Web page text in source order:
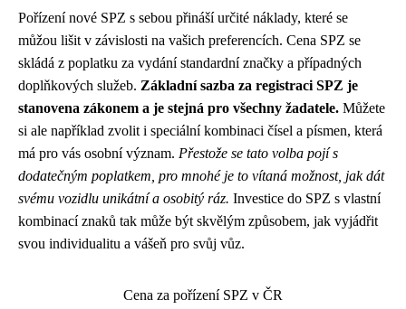
Pořízení nové SPZ s sebou přináší určité náklady, které se
můžou lišit v závislosti na vašich preferencích. Cena SPZ se
skládá z poplatku za vydání standardní značky a případných
doplňkových služeb. Základní sazba za registraci SPZ je
stanovena zákonem a je stejná pro všechny žadatele. Můžete
si ale například zvolit i speciální kombinaci čísel a písmen, která
má pro vás osobní význam. Přestože se tato volba pojí s
dodatečným poplatkem, pro mnohé je to vítaná možnost, jak dát
svému vozidlu unikátní a osobitý ráz. Investice do SPZ s vlastní
kombinací znaků tak může být skvělým způsobem, jak vyjádřit
svou individualitu a vášeň pro svůj vůz.
Cena za pořízení SPZ v ČR